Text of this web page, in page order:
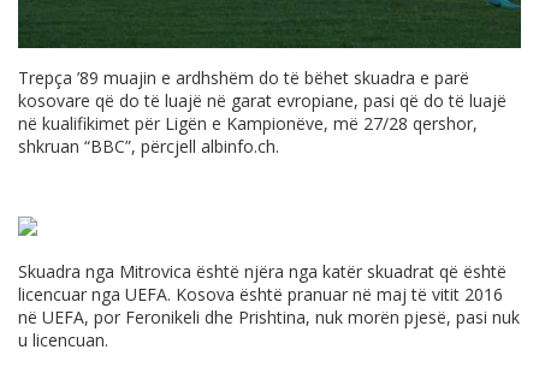
Trepça ’89 muajin e ardhshëm do të bëhet skuadra e parë
kosovare që do të luajë në garat evropiane, pasi që do të luajë
në kualifikimet për Ligën e Kampionëve, më 27/28 qershor,
shkruan “BBC”, përcjell albinfo.ch.
Skuadra nga Mitrovica është njëra nga katër skuadrat që është
licencuar nga UEFA. Kosova është pranuar në maj të vitit 2016
në UEFA, por Feronikeli dhe Prishtina, nuk morën pjesë, pasi nuk
u licencuan.